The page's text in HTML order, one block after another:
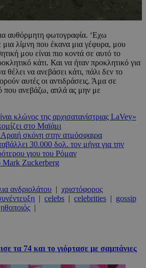
αυθόρμητη φωτογραφία. ‘Εχω
μια λίμνη που έκανα μια γέφυρα, μου
μου είναι πιο κοντά σε αυτό το
κάτι. Και να ήταν προκλητικό για
θέλει να ανεβάσει κάτι, πάλι δεν το
αυτές οι αντιδράσεις. Άμα σε
που ανεβάζω, απλά ας μην με
κλώνος της αρχισατανίστριας LaVey»
στο Μαϊάμι
Αραιή σκόνη στην ατμόσφαιρα
30.000 δολ. τον μήνα για την
γιου του Ρόμαν
Mark Zuckerberg
ανδριολάτου | χριστόφορος
| celebs | celebrities | gossip
ηθοποιός |
τα 74 και το γιόρτασε με σαμπάνιες